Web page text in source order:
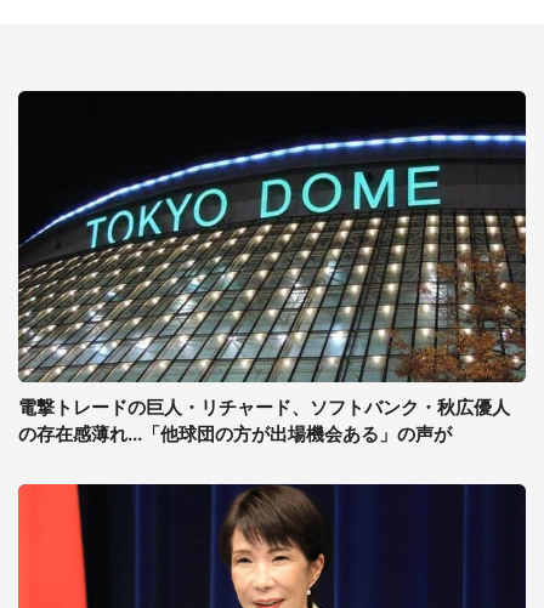
電撃トレードの巨人・リチャード、ソフトバンク・秋広優人
の存在感薄れ...「他球団の方が出場機会ある」の声が